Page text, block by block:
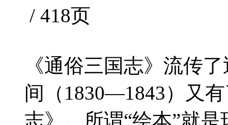
/ 418页
《通俗三国志》流传
间（1830—1843）又
志》。所谓“绘本”就